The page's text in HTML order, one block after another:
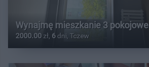
Wynajmę mieszkanie 3 pokojowe
2000.00 zł, 6 dni, Tczew